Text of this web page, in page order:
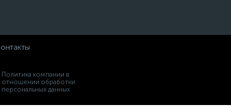
Политика компании в
отношении обработки
персональных данных